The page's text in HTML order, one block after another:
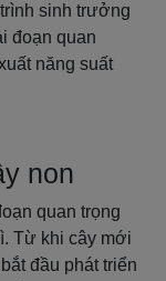
sinh trưởng
đoạn quan
năng suất
non
quan trọng
Từ khi cây mới
đầu phát triển